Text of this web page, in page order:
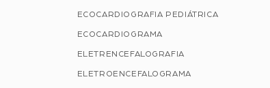
ECOCARDIOGRAFIA PEDIÁTRICA
ECOCARDIOGRAMA
ELETRENCEFALOGRAFIA
ELETROENCEFALOGRAMA